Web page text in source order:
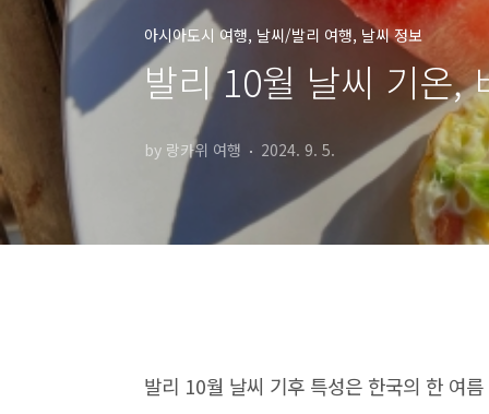
아시아도시 여행, 날씨/발리 여행, 날씨 정보
발리 10월 날씨 기온,
by 랑카위 여행 2024. 9. 5.
발리 10월 날씨 기후 특성은 한국의 한 여